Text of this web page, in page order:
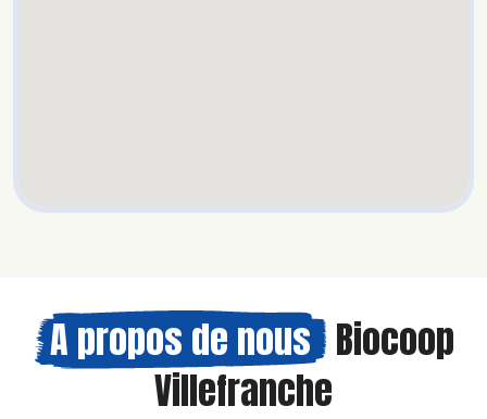
A propos de nous Biocoop
Villefranche